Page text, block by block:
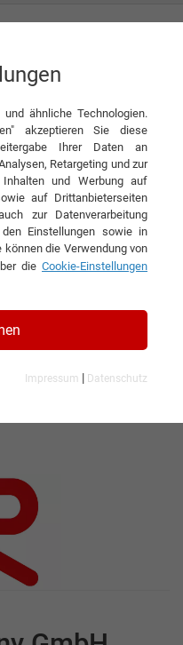
aus Sachsen-Anhalt
ähnliche Technologien.
akzeptieren Sie diese
Ihrer Daten an
Retargeting und zur
und Werbung auf
auf Drittanbieterseiten
zur Datenverarbeitung
Einstellungen sowie in
können die Verwendung von
die Cookie-Einstellungen
Impressum | Datenschutz